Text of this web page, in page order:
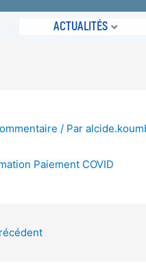
ACTUALITÉS
/ Par
Paiement COVID